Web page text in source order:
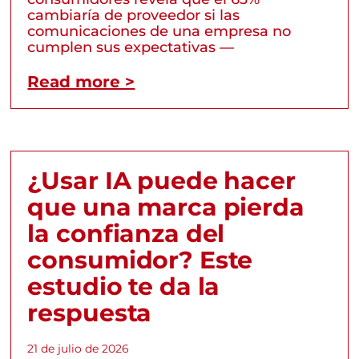
cambiaría de proveedor si las
comunicaciones de una empresa no
cumplen sus expectativas —
Read more >
¿Usar IA puede hacer
que una marca pierda
la confianza del
consumidor? Este
estudio te da la
respuesta
21 de julio de 2026